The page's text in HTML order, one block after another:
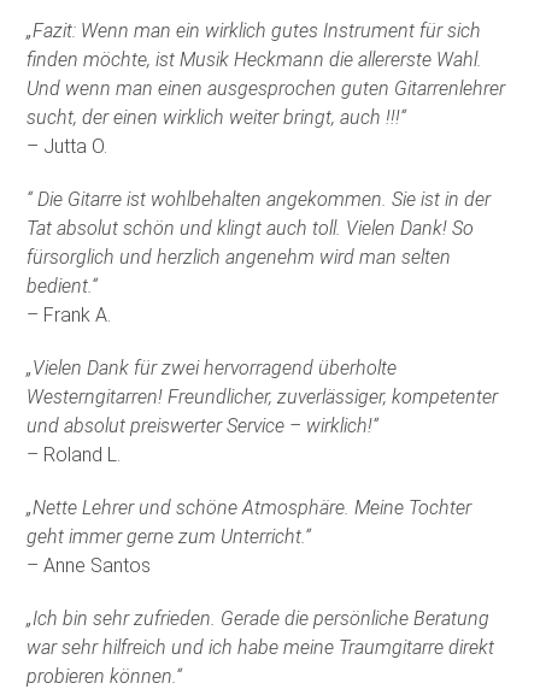
„Fazit: Wenn man ein wirklich gutes Instrument für sich
finden möchte, ist Musik Heckmann die allererste Wahl.
Und wenn man einen ausgesprochen guten Gitarrenlehrer
sucht, der einen wirklich weiter bringt, auch !!!“
– Jutta O.
“ Die Gitarre ist wohlbehalten angekommen. Sie ist in der
Tat absolut schön und klingt auch toll. Vielen Dank! So
fürsorglich und herzlich angenehm wird man selten
bedient.“
– Frank A.
„Vielen Dank für zwei hervorragend überholte
Westerngitarren! Freundlicher, zuverlässiger, kompetenter
und absolut preiswerter Service – wirklich!“
– Roland L.
„Nette Lehrer und schöne Atmosphäre. Meine Tochter
geht immer gerne zum Unterricht.“
– Anne Santos
„Ich bin sehr zufrieden. Gerade die persönliche Beratung
war sehr hilfreich und ich habe meine Traumgitarre direkt
probieren können.“